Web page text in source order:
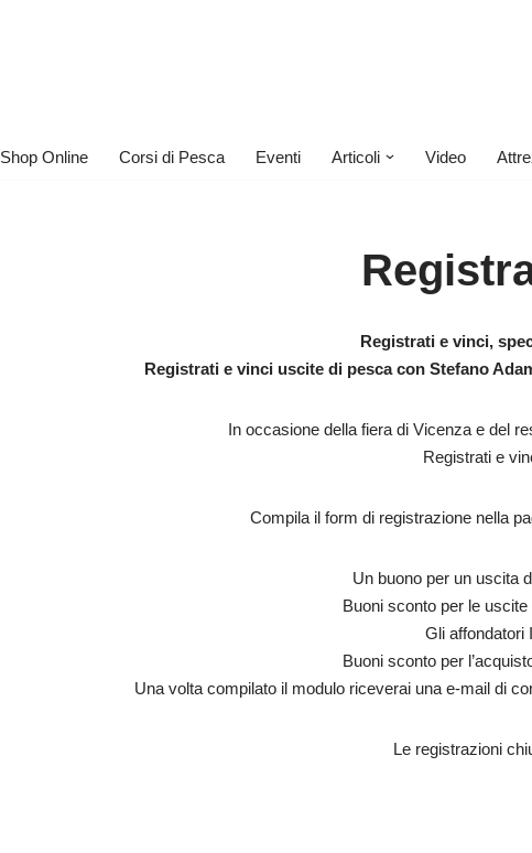
Shop Online Corsi di Pesca Eventi Articoli Video
Registrati e vinci,
Registrati e vinci uscite di pesca con Stefano
In occasione della fiera di Vicenza e del
Registrati e
Compila il form di registrazione nella
Un buono per un uscita
Buoni sconto per le
Gli affondatori
Buoni sconto per
Una volta compilato il modulo riceverai una e-mail di
Le registrazioni